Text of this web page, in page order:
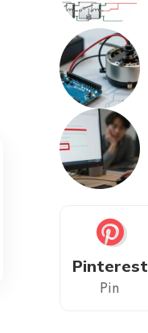
Pinterest
Pin